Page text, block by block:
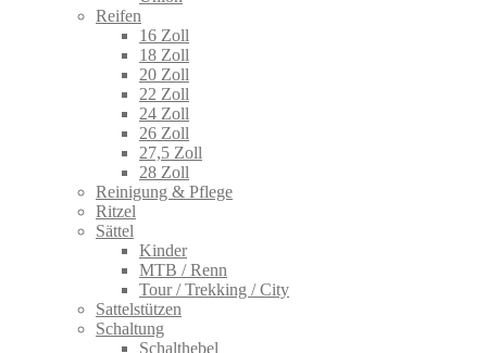
Reifen
16 Zoll
18 Zoll
20 Zoll
22 Zoll
24 Zoll
26 Zoll
27,5 Zoll
28 Zoll
Reinigung & Pflege
Ritzel
Sättel
Kinder
MTB / Renn
Tour / Trekking / City
Sattelstützen
Schaltung
Schalthebel